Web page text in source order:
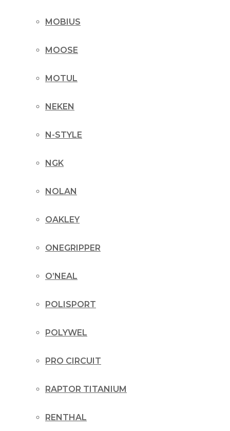
MOBIUS
MOOSE
MOTUL
NEKEN
N-STYLE
NGK
NOLAN
OAKLEY
ONEGRIPPER
O’NEAL
POLISPORT
POLYWEL
PRO CIRCUIT
RAPTOR TITANIUM
RENTHAL